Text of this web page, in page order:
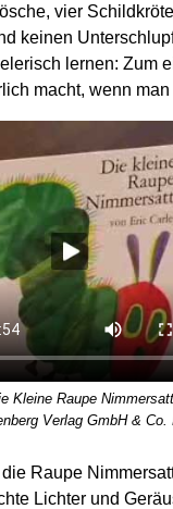
vier
keinen
lernen: Zum
macht, wenn
Kleine Raupe
Verlag GmbH & Co.
Raupe
Lichter und